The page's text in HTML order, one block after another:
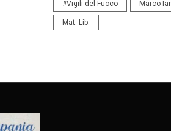
#Vigili del Fuoco Marco
Mat. Lib.